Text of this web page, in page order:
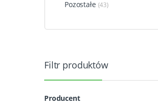
Pozostałe (43)
Filtr produktów
Producent